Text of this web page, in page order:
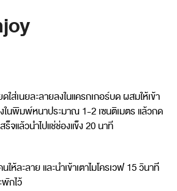
ใส่เนยละลายลงในแครกเกอร์บด ผสมให้เข้า
ในพิมพ์หนาประมาณ 1-2 เซนติเมตร แล้วกด
ร็จแล้วนำไปแช่ช่องแข็ง 20 นาที
ให้ละลาย และนำเข้าเตาไมโครเวฟ 15 วินาที
พักไว้